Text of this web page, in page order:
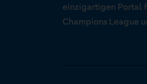
einzigartigen Portal
Champions League